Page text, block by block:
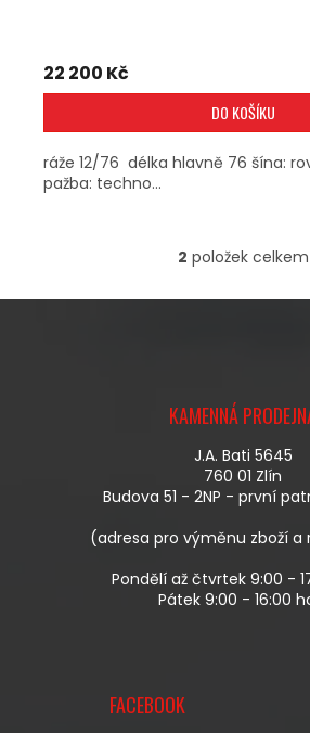
22 200 Kč
DO KOŠÍKU
ráže 12/76 délka hlavně 76 šína:
pažba: techno...
O
L
Í
P
R
V
K
V
P
I
2 položek celkem
KAMENNÁ
J.A. Bati 5645
760 01 Zlín
Budova 51 - 2NP - první
(adresa pro výměnu zboží a
Pondělí až čtvrtek 9:00 -
Pátek 9:00 - 16:00
FACEBOOK